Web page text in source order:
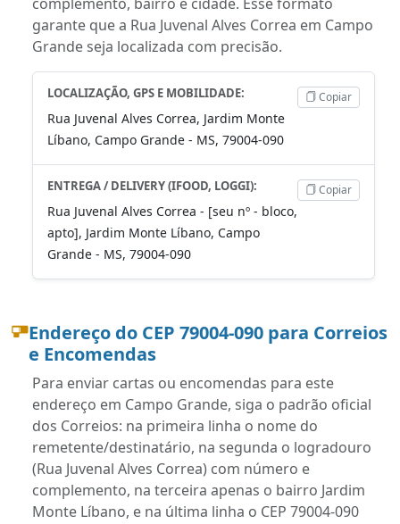
garante que a Rua Juvenal Alves Correa em Campo
Grande seja localizada com precisão.
LOCALIZAÇÃO, GPS E MOBILIDADE:
Rua Juvenal Alves Correa, Jardim Monte
Líbano, Campo Grande - MS, 79004-090
Copiar
ENTREGA / DELIVERY (IFOOD, LOGGI):
Rua Juvenal Alves Correa - [seu nº - bloco,
apto], Jardim Monte Líbano, Campo
Grande - MS, 79004-090
Copiar
Endereço do CEP 79004-090 para Correios
e Encomendas
Para enviar cartas ou encomendas para este
endereço em Campo Grande, siga o padrão oficial
dos Correios: na primeira linha o nome do
remetente/destinatário, na segunda o logradouro
(Rua Juvenal Alves Correa) com número e
complemento, na terceira apenas o bairro Jardim
Monte Líbano, e na última linha o CEP 79004-090